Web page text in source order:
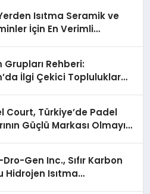
Isıtma Seramik ve
İçin En Verimli
Rehberi:
İlgi Çekici Topluluklar
Court, Türkiye’de Padel
Güçlü Markası Olmayı
Gen Inc., Sıfır Karbon
Hidrojen Isıtma